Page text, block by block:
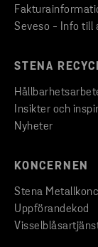
Seveso - Info till
STENA
Insikter och
Nyheter
KONCERNEN
Stena
Uppförandekod